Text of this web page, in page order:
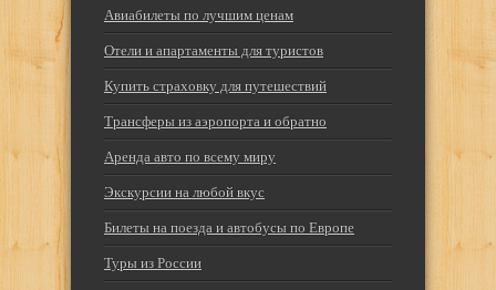
Авиабилеты по лучшим ценам
Отели и апартаменты для туристов
Купить страховку для путешествий
Трансферы из аэропорта и обратно
Аренда авто по всему миру
Экскурсии на любой вкус
Билеты на поезда и автобусы по Европе
Туры из России